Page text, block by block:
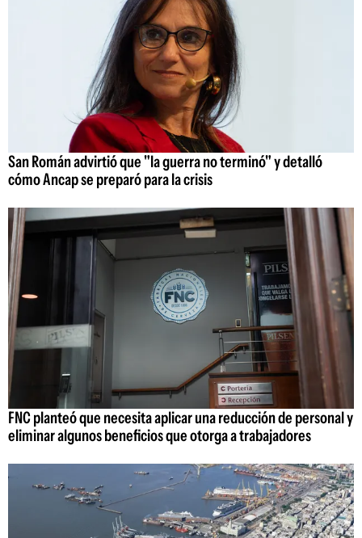
San Román advirtió que "la guerra no terminó" y detalló
cómo Ancap se preparó para la crisis
FNC planteó que necesita aplicar una reducción de personal y
eliminar algunos beneficios que otorga a trabajadores